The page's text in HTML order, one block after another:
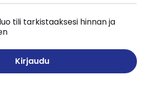
tili tarkistaaksesi hinnan ja
Kirjaudu